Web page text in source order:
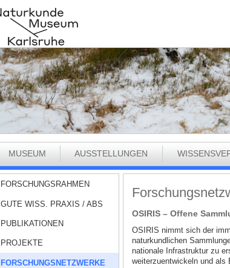
MUSEUM AUSSTELLUNGEN
FORSCHUNGSRAHMEN
GUTE WISS. PRAXIS / ABS
PUBLIKATIONEN
PROJEKTE
FORSCHUNGSNETZWERKE
OSIRIS – Offene
OSIRIS nimmt sich der
naturkundlichen
nationale Infrastruktur zu
weiterzuentwickeln und als